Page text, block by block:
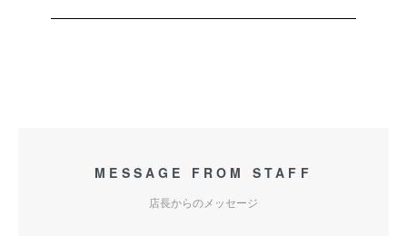
MESSAGE FROM STAFF
店長からのメッセージ